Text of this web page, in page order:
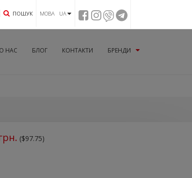
ПОШУК МОВА UA
НАС БЛОГ КОНТАКТИ БРЕНДИ
($97.75)